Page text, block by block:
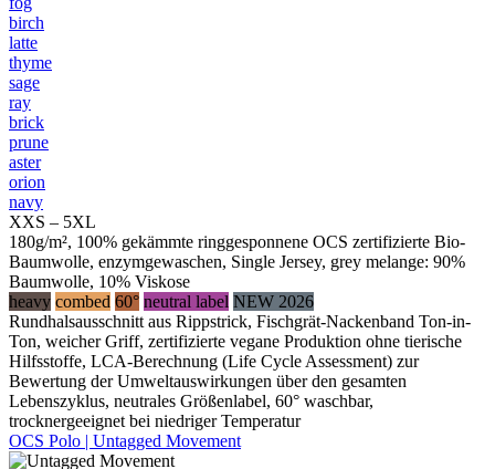
birch
latte
thyme
sage
ray
brick
prune
aster
orion
navy
XXS – 5XL
180g/m², 100% gekämmte ringgesponnene OCS zertifizierte Bio-
Baumwolle, enzymgewaschen, Single Jersey, grey melange: 90%
Baumwolle, 10% Viskose
heavy combed 60° neutral label NEW 2026
Rundhalsausschnitt aus Rippstrick, Fischgrät-Nackenband Ton-in-
Ton, weicher Griff, zertifizierte vegane Produktion ohne tierische
Hilfsstoffe, LCA-Berechnung (Life Cycle Assessment) zur
Bewertung der Umweltauswirkungen über den gesamten
Lebenszyklus, neutrales Größenlabel, 60° waschbar,
trocknergeeignet bei niedriger Temperatur
OCS Polo | Untagged Movement